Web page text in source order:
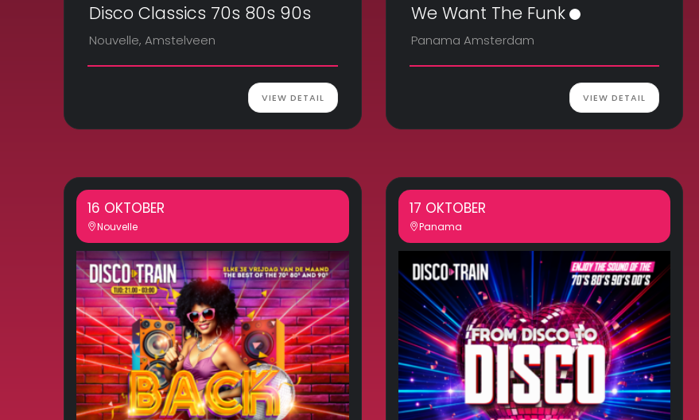
Disco Classics 70s 80s 90s
Nouvelle, Amstelveen
VIEW DETAIL
We Want The Funk
Panama Amsterdam
VIEW DETAIL
16 OKTOBER
Nouvelle
17 OKTOBER
Panama